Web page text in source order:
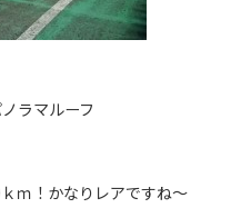
ラマルーフ
ｍ！かなりレアですね～